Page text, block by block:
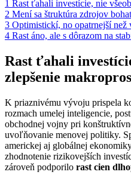
1 Rast ťahali investície, nie
2 Mení sa štruktúra zdrojov
3 Optimistickí, no opatrnejší než
4 Rast áno, ale s dôrazom na
Rast ťahali
zlepšenie
K priaznivému vývoju prispela
rozmach umelej inteligencie,
obchodnej vojny pri
uvoľňovanie menovej politiky.
americkej aj globálnej
zhodnotenie rizikovejších
zároveň podporilo rast cien